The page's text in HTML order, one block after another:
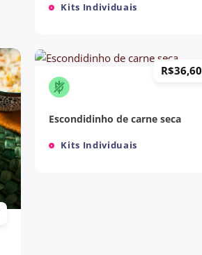
Kits Individuais
+
Kits Individuais
Escondidinho de carne seca
R$36,60